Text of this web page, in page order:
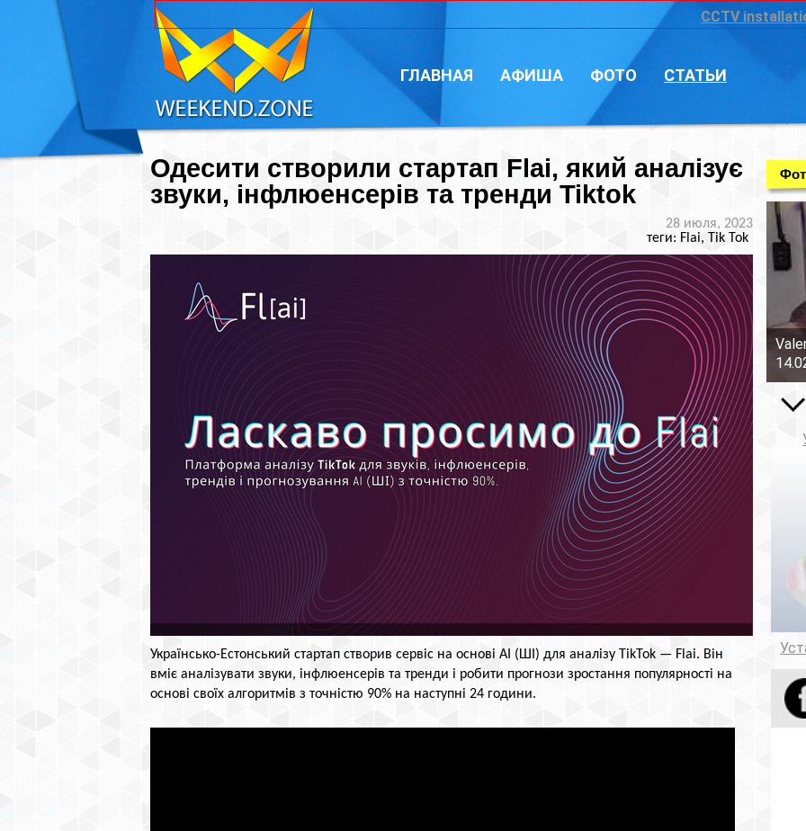
CCTV
ГЛАВНАЯ АФИША ФОТО СТАТЬИ
Одесити створили стартап Flai, який аналізує
звуки, інфлюенсерів та тренди Tiktok
28 июля, 2023
теги: Flai, Tik Tok
Українсько-Естонський стартап створив сервіс на основі AI (ШІ) для аналізу TikTok — Flai. Він
вміє аналізувати звуки, інфлюенсерів та тренди і робити прогнози зростання популярності на
основі своїх алгоритмів з точністю 90% на наступні 24 години.